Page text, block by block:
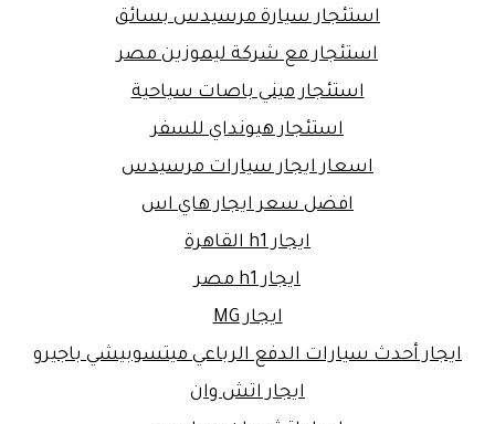
استئجار سيارة مرسيدس بسائق
استئجار مع شركة ليموزين مصر
استئجار ميني باصات سياحية
استئجار هيونداي للسفر
اسعار ايجار سيارات مرسيدس
افضل سعر ايجار هاي اس
ايجار h1 القاهرة
ايجار h1 مصر
ايجار MG
ايجار أحدث سيارات الدفع الرباعي ميتسوبيشي باجيرو
ايجار اتش وان